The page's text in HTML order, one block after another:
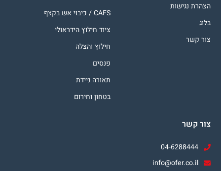
הצהרת נגישות
בלוג
צור קשר
CAFS / כיבוי אש בקצף
ציוד חילוץ הידראולי
חילוץ והצלה
פנסים
תאורה ניידת
בטחון וחירום
צור קשר
04-6288444
info@ofer.co.il